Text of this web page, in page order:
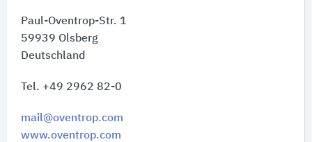
Paul-Oventrop-Str. 1
59939 Olsberg
Deutschland
Tel. +49 2962 82-0
mail@oventrop.com
www.oventrop.com